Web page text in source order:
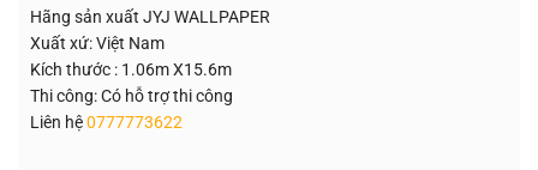
Hãng sản xuất JYJ WALLPAPER
Xuất xứ: Việt Nam
Kích thước : 1.06m X15.6m
Thi công: Có hỗ trợ thi công
Liên hệ0777773622